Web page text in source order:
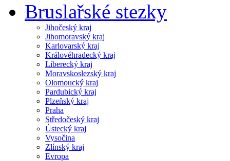
Bruslařské stezky
Jihočeský kraj
Jihomoravský kraj
Karlovarský kraj
Královéhradecký kraj
Liberecký kraj
Moravskoslezský kraj
Olomoucký kraj
Pardubický kraj
Plzeňský kraj
Praha
Středočeský kraj
Ústecký kraj
Vysočina
Zlínský kraj
Evropa